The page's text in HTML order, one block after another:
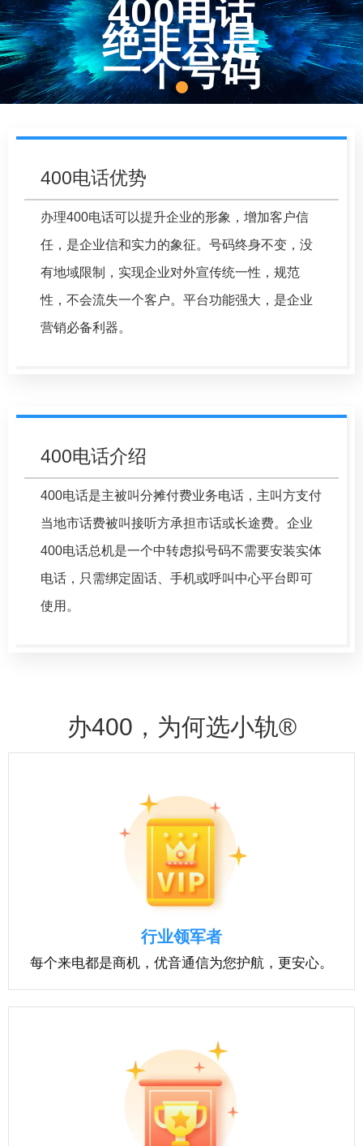
400电话
绝非只是
一个号码
400电话优势
办理400电话可以提升企业的形象，增加客户信
任，是企业信和实力的象征。号码终身不变，没
有地域限制，实现企业对外宣传统一性，规范
性，不会流失一个客户。平台功能强大，是企业
营销必备利器。
400电话介绍
400电话是主被叫分摊付费业务电话，主叫方支付
当地市话费被叫接听方承担市话或长途费。企业
400电话总机是一个中转虑拟号码不需要安装实体
电话，只需绑定固话、手机或呼叫中心平台即可
使用。
办400，为何选小轨®
行业领军者
每个来电都是商机，优音通信为您护航，更安心。